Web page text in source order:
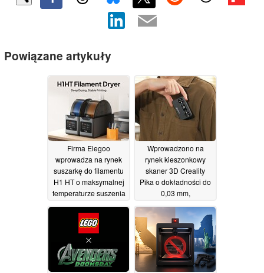
Powiązane artykuły
Firma Elegoo
wprowadza na rynek
suszarkę do filamentu
H1 HT o maksymalnej
temperaturze suszenia
wynoszącej 85°C
24/07/2026
Wprowadzono na
rynek kieszonkowy
skaner 3D Creality
Pika o dokładności do
0,03 mm,
umożliwiający
skanowanie bez
markerów23/07/2026